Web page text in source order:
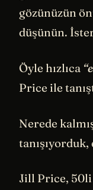
gözünüzün
düşünün.
Öyle hızlıca
Price ile
Nerede
tanışıyorduk,
Jill Price, 50li